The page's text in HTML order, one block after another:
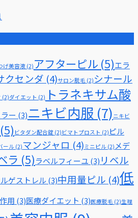
げ美容液(2) アフターピル (5)エラ
クセンダ (4)サロン脱毛 (2) シナール
(2)ダイエット (2) トラネキサム酸
ー (3)ニキビ内服 (7) ニキビ
(5) ビタダン配合錠 (2)ビマトプロスト (2) ピル
ール(2) マンジャロ (4)ミニピル (2) メデ
ラ (5)ラベルフィーユ (3) リベル
ゲストレル (3)中用量ピル (4)低
用 (3)医療ダイエット (3)医療脱毛 (2)生理